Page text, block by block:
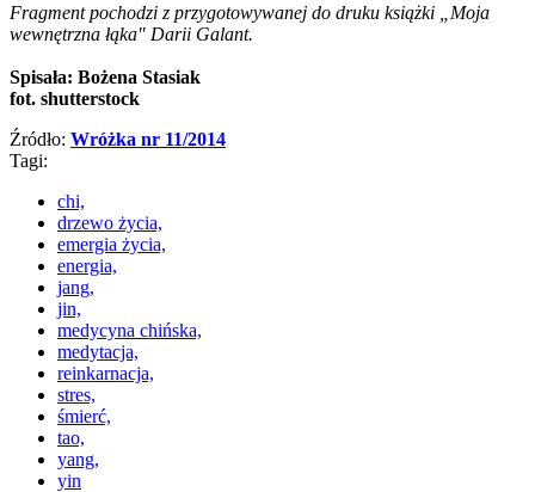
Fragment pochodzi z przygotowywanej do druku książki „Moja
wewnętrzna łąka" Darii Galant.
Spisała: Bożena Stasiak
fot. shutterstock
Źródło: Wróżka nr 11/2014
Tagi:
chi,
drzewo życia,
emergia życia,
energia,
jang,
jin,
medycyna chińska,
medytacja,
reinkarnacja,
stres,
śmierć,
tao,
yang,
yin